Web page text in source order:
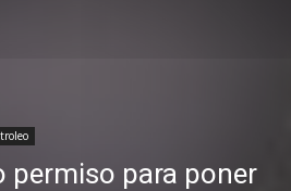
permiso para poner